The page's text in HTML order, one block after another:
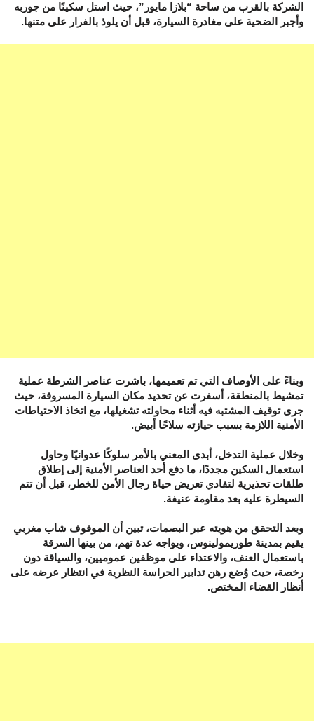
الشركة بالقرب من ساحة “بلازا مايور”، حيث استل سكينًا من جوربه
وأجبر الضحية على مغادرة السيارة، قبل أن يلوذ بالفرار على متنها.
وبناءً على الأوصاف التي تم تعميمها، باشرت عناصر الشرطة عملية
تمشيط بالمنطقة، أسفرت عن تحديد مكان السيارة المسروقة، حيث
جرى توقيف المشتبه فيه أثناء محاولته تشغيلها، مع اتخاذ الاحتياطات
الأمنية اللازمة بسبب حيازته سلاحًا أبيض.
وخلال عملية التدخل، أبدى المعني بالأمر سلوكًا عدوانيًا وحاول
استعمال السكين مجددًا، ما دفع أحد العناصر الأمنية إلى إطلاق
طلقات تحذيرية لتفادي تعريض حياة رجال الأمن للخطر، قبل أن تتم
السيطرة عليه بعد مقاومة عنيفة.
وبعد التحقق من هويته عبر البصمات، تبين أن الموقوف شاب مغربي
يقيم بمدينة طوريمولينوس، ويواجه عدة تهم، من بينها السرقة
باستعمال العنف، والاعتداء على موظفين عموميين، والسياقة دون
رخصة، حيث وُضع رهن تدابير الحراسة النظرية في انتظار عرضه على
أنظار القضاء المختص.